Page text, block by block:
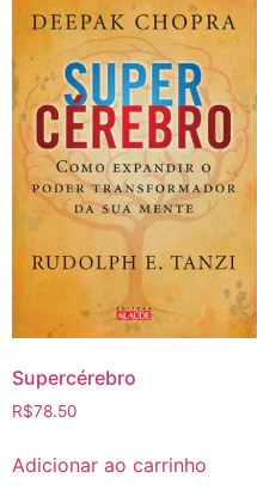
Supercérebro
R$78.50
Adicionar ao carrinho